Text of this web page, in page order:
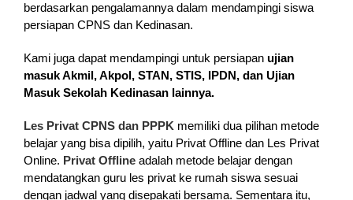
berdasarkan pengalamannya dalam mendampingi siswa
persiapan CPNS dan Kedinasan.
Kami juga dapat mendampingi untuk persiapanujian
masuk Akmil, Akpol, STAN, STIS, IPDN, dan Ujian
Masuk Sekolah Kedinasan lainnya.
Les Privat CPNS dan PPPK memiliki dua pilihan metode
belajar yang bisa dipilih, yaitu Privat Offline dan Les Privat
Online. Privat Offline adalah metode belajar dengan
mendatangkan guru les privat ke rumah siswa sesuai
dengan jadwal yang disepakati bersama. Sementara itu,